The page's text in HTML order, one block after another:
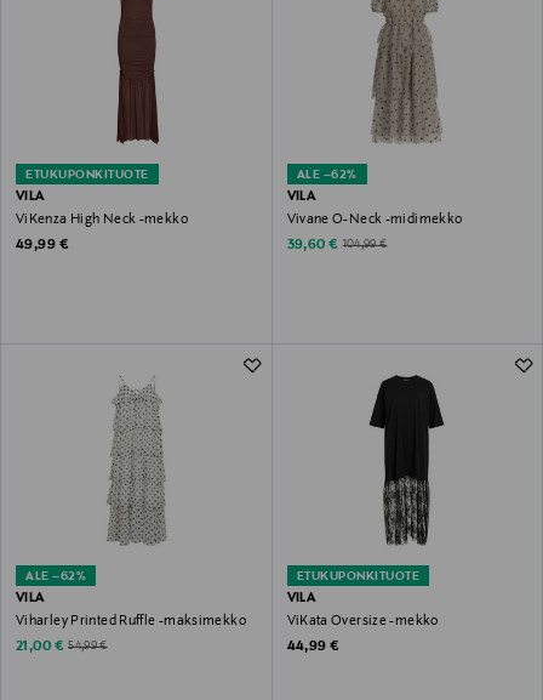
ETUKUPONKITUOTE
VILA
ViKenza High Neck -mekko
Original Price
49,99 €
ALE –62%
VILA
Vivane O-Neck -midimekko
Discounted Price
39,60 € Original Price
104,99 €
ALE –62%
VILA
Viharley Printed Ruffle -maksimekko
Discounted Price
21,00 € Original Price
54,99 €
ETUKUPONKITUOTE
VILA
ViKata Oversize -mekko
Original Price
44,99 €